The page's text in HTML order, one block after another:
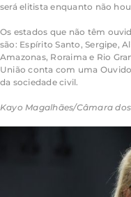
será elitista enquanto não
Os estados que não têm
são: Espírito Santo, Sergipe,
Amazonas, Roraima e Rio
União conta com uma
da sociedade civil.
Kayo Magalhães/Câmara